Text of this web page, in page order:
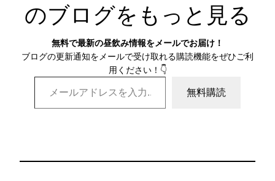
のブログをもっと見る
無料で最新の昼飲み情報をメールでお届け！
ブログの更新通知をメールで受け取れる購読機能をぜひご利
用ください！👇
メールアドレスを入力…
無料購読